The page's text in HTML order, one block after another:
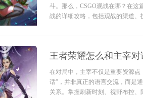
斗。那么，CSGO观战在哪？在这
战的详细攻略，包括观战的渠道
王者荣耀怎么和主宰对
在对局中，主宰不仅是重要资源
话”，并非真正的语言交流，而是
关系。掌握刷新时刻、视野布控